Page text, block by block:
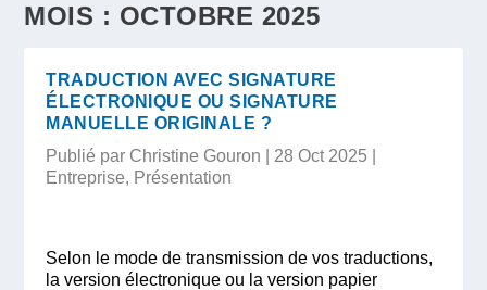
MOIS : OCTOBRE 2025
TRADUCTION AVEC SIGNATURE
ÉLECTRONIQUE OU SIGNATURE
MANUELLE ORIGINALE ?
Publié par Christine Gouron 28 Oct 2025
Entreprise, Présentation
Selon le mode de transmission de vos traductions,
la version électronique ou la version papier